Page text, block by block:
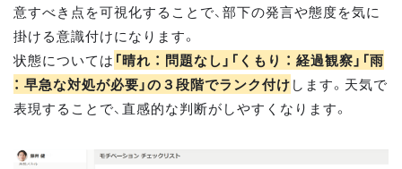
意すべき点を可視化することで、部下の発言や態度を気に
掛ける意識付けになります。
状態については 「晴れ ： 問題なし」「くもり ： 経過観察」「雨
： 早急な対処が必要」の３段階でランク付けします。天気で
表現することで、直感的な判断がしやすくなります。